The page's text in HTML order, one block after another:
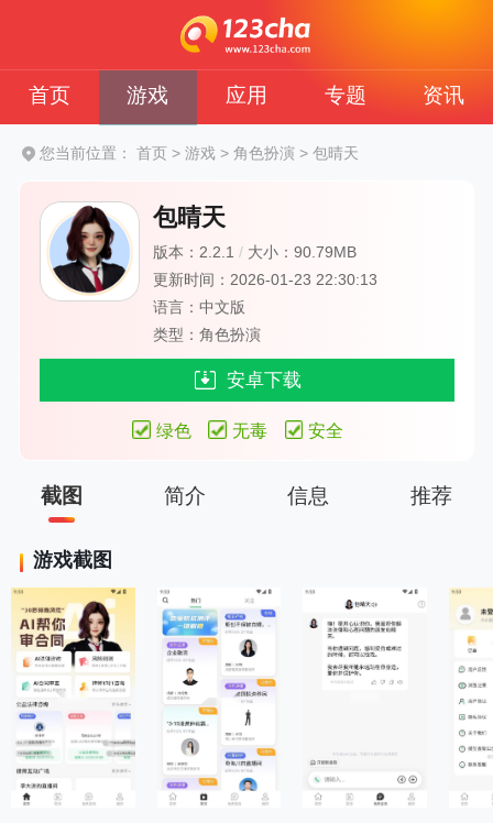
首页 游戏 应用 专题 资讯
您当前位置： 首页 > 游戏 > 角色扮演 >包晴天
包晴天
版本：2.2.1/ 大小：90.79MB
更新时间：2026-01-23 22:30:13
语言：中文版
类型：角色扮演
安卓下载
绿色 无毒 安全
截图 简介 信息 推荐
游戏截图